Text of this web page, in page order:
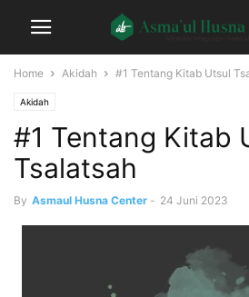
Home Akidah #1 Tentang Kitab Utsul
Akidah
#1 Tentang Kitab
Tsalatsah
By Asmaul Husna Center - 24 Juni 2023